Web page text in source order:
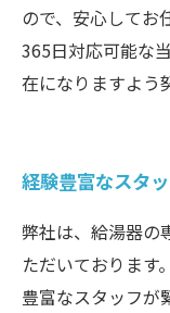
ので、安心してお
365日対応可能な
在になりますよう
経験豊富なスタ
弊社は、給湯器の
ただいております
豊富なスタッフが